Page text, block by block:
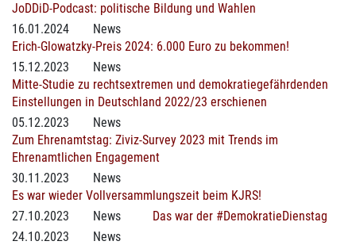
JoDDiD-Podcast: politische Bildung und Wahlen
16.01.2024
News
Erich-Glowatzky-Preis 2024: 6.000 Euro zu bekommen!
15.12.2023
News
Mitte-Studie zu rechtsextremen und demokratiegefährdenden
Einstellungen in Deutschland 2022/23 erschienen
05.12.2023
News
Zum Ehrenamtstag: Ziviz-Survey 2023 mit Trends im
Ehrenamtlichen Engagement
30.11.2023
News
Es war wieder Vollversammlungszeit beim KJRS!
27.10.2023
News
Das war der #DemokratieDienstag
24.10.2023
News